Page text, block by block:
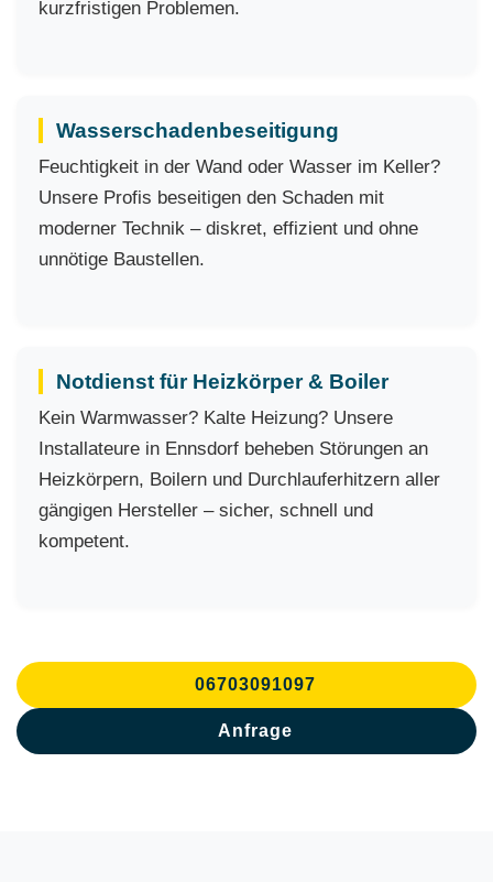
kurzfristigen Problemen.
Wasserschadenbeseitigung
Feuchtigkeit in der Wand oder Wasser im Keller?
Unsere Profis beseitigen den Schaden mit
moderner Technik – diskret, effizient und ohne
unnötige Baustellen.
Notdienst für Heizkörper & Boiler
Kein Warmwasser? Kalte Heizung? Unsere
Installateure in Ennsdorf beheben Störungen an
Heizkörpern, Boilern und Durchlauferhitzern aller
gängigen Hersteller – sicher, schnell und
kompetent.
06703091097
Anfrage